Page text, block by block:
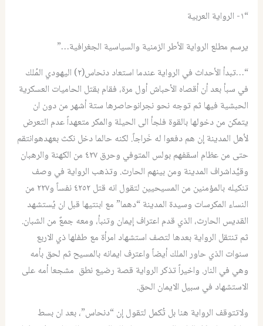
“١- الرواية العربية
يرسم مطلع الرواية الأطر الزمنية والسياسية الجغرافية…”
“…تبدأ الأحداث في الرواية عندما استعاد دنحاس(٢) اليهودي المُلك
في سبأ بعد أن أقصاه الأحباش أول مرة، فقام بقتل الحاميات العسكرية
الحبشية فيها ثم توجه نحو نجرانوحاصرها ستة أشهر من دون ان
يتمكن من دخولها بالقوة فلجأ الى الحيلة والمكر متعهداً عدم التعرض
لأهل المدينة إن هم دفعوا له خَراجاً. لكنه حالما دخل نكث بعهدهوانتقم
حتى من عظام اسقفهم بولس المتوفي وحرق ٤٢٧ من الكهنة والرهبان
وقيَّداشراف المدينة ومن بينهم الحارث. وتذهب الرواية في وصف
تنكيله بالمؤمنين من المسيحيين لتقول انه قتل ٤٢٥٢ نفساً و٢٢٧ من
النساء المكرسات وسيدة المدينة “دهما” مع ابنتيها قبل ان يُستشهد
القديس الحارث، الذي قدم اعتراف إيمان وتنبأ، ومعه جمعٌ من الشبان.
ثم تنتقل الرواية بعدها لتصف استشهاد امرأة مع طفلها ذي الاربع
سنوات الذي حاور الملك أيضاً واعترف ايمانه بالمسيح ثم لحق بأمه
وهي في النار. واخيراً تذكر الرواية قصة رضيع نطق مشجعا أمه على
الاستشهاد في سبيل الايمان الحق.
ولاتتوقف الرواية هنا بل تُكمل لتقول إن “دنحاس”، بعد ان بسط